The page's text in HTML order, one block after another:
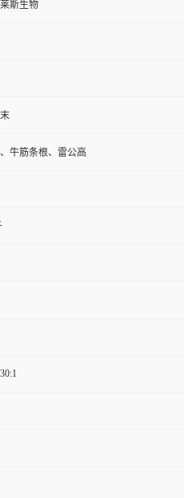
斯生物
牛筋条根、雷公高